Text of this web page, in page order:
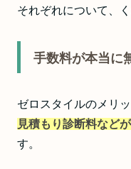
それぞれについて、
手数料が本当に
ゼロスタイルのメリッ
見積もり診断料など
す。